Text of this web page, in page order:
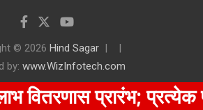
© 2026 Hind Sagar
by: www.WizInfotech.com
प्रारंभ; प्रत्येक